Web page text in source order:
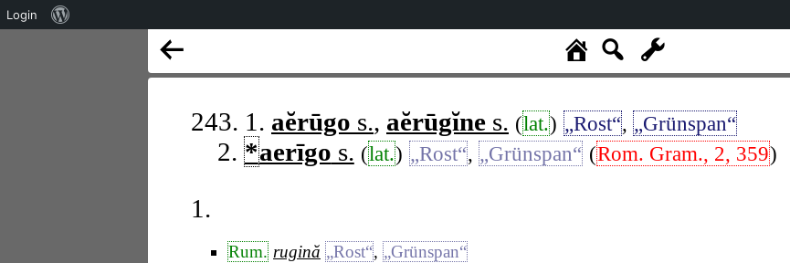
243. 1. aĕrūgo s., aĕrūgĭne s. (lat.) „Rost“, „Grünspan“
2. *aerīgo s. (lat.) „Rost“, „Grünspan“ (Rom. Gram., 2, 359)
1.
Rum. rugină „Rost“, „Grünspan“
Login